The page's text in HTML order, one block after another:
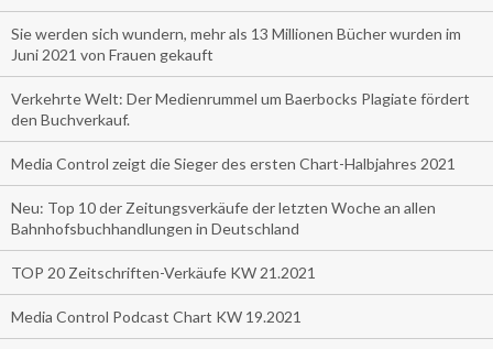
Sie werden sich wundern, mehr als 13 Millionen Bücher wurden im
Juni 2021 von Frauen gekauft
Verkehrte Welt: Der Medienrummel um Baerbocks Plagiate fördert
den Buchverkauf.
Media Control zeigt die Sieger des ersten Chart-Halbjahres 2021
Neu: Top 10 der Zeitungsverkäufe der letzten Woche an allen
Bahnhofsbuchhandlungen in Deutschland
TOP 20 Zeitschriften-Verkäufe KW 21.2021
Media Control Podcast Chart KW 19.2021